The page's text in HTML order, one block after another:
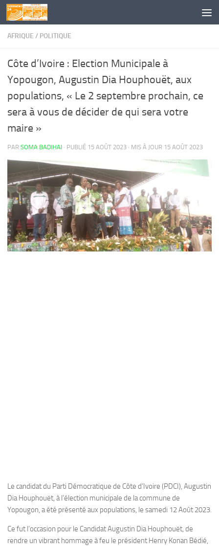
Skip to content
AFRIQUE / POLITIQUE
Côte d’Ivoire : Election Municipale à
Yopougon, Augustin Dia Houphouët, aux
populations, « Le 2 septembre prochain, ce
sera à vous de décider de qui sera votre
maire »
PAR SOMA BADIHAI · PUBLIÉ 15 AOÛT 2023 · MIS À JOUR 15 AOÛT 2023
Le candidat du Parti Démocratique de Côte d’Ivoire (PDCI), Augustin
Dia Houphouët, à l’élection municipale de la commune de
Yopougon, a été présenté aux populations, le samedi 12 Août 2023.
Ce fut l’occasion pour le Candidat Augustin Dia Houphouët, de
rendre un vibrant hommage à feu le président Henry Konan Bédié,